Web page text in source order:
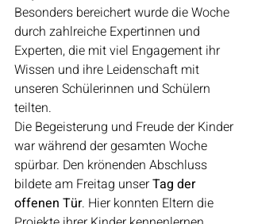
Besonders bereichert wurde die Woche
durch zahlreiche Expertinnen und
Experten, die mit viel Engagement ihr
Wissen und ihre Leidenschaft mit
unseren Schülerinnen und Schülern
teilten.
Die Begeisterung und Freude der Kinder
war während der gesamten Woche
spürbar. Den krönenden Abschluss
bildete am Freitag unser Tag der
offenen Tür. Hier konnten Eltern die